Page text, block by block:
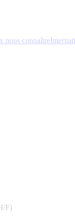
nous connaître
F)